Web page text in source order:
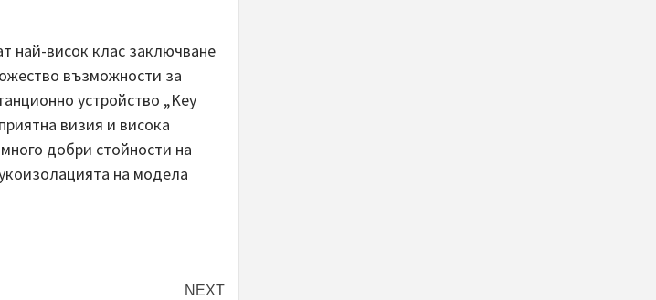
най-висок клас заключване
възможности за
устройство „Key
визия и висока
добри стойности на
на модела
NEXT